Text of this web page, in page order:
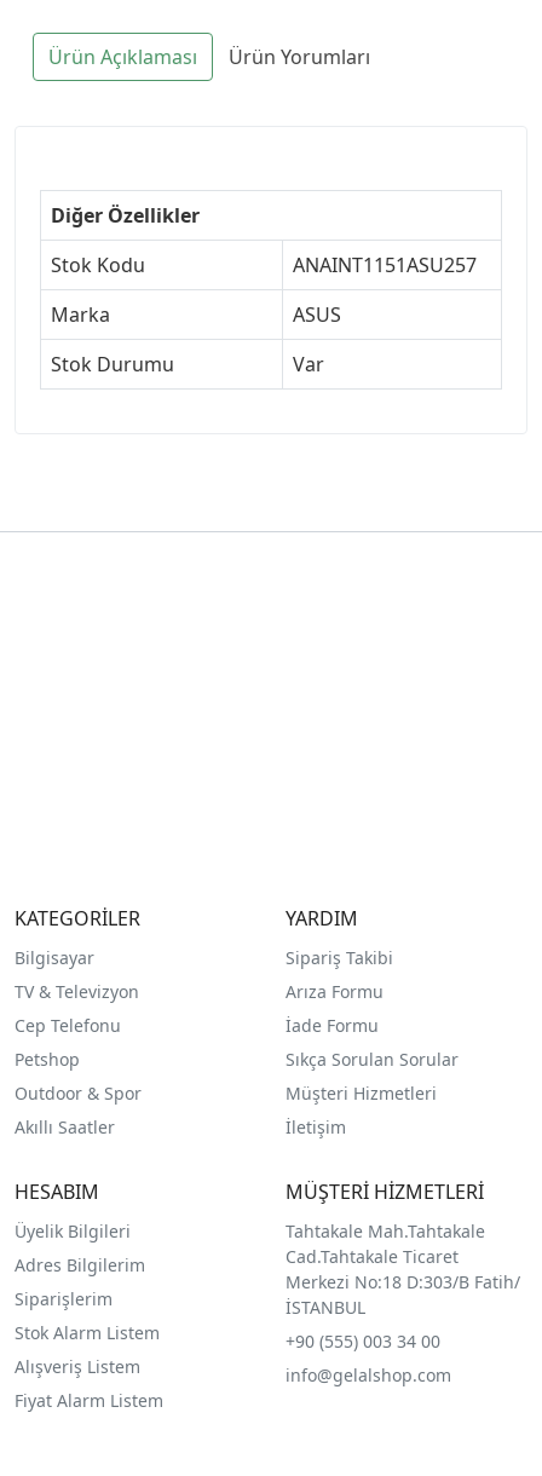
Ürün Açıklaması Ürün Yorumları
Diğer Özellikler
Stok Kodu
ANAINT1151ASU257
Marka
ASUS
Stok Durumu
Var
KATEGORİLER
Bilgisayar
TV & Televizyon
Cep Telefonu
Petshop
Outdoor & Spor
Akıllı Saatler
YARDIM
Sipariş Takibi
Arıza Formu
İade Formu
Sıkça Sorulan Sorular
Müşteri Hizmetleri
İletişim
HESABIM
Üyelik Bilgileri
Adres Bilgilerim
Siparişlerim
Stok Alarm Listem
Alışveriş Listem
Fiyat Alarm Listem
MÜŞTERİ HİZMETLERİ
Tahtakale Mah.Tahtakale
Cad.Tahtakale Ticaret
Merkezi No:18 D:303/B Fatih/
İSTANBUL
+90 (555) 003 34 00
info@gelalshop.com